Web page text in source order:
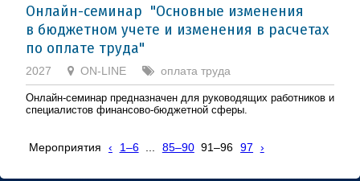
Онлайн-семинар "Основные изменения
в бюджетном учете и изменения в расчетах
по оплате труда"
2027 ON-LINE оплата труда
Онлайн-семинар предназначен для руководящих работников и
специалистов финансово-бюджетной сферы.
Мероприятия ‹ 1–6 85–90 91–96 97 ›